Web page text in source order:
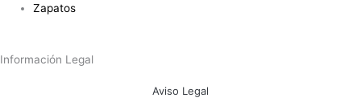
Zapatos
Información Legal
Aviso Legal